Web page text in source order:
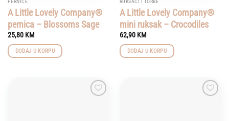
PERNICE
A Little Lovely Company®
pernica – Blossoms Sage
25,80 KM
DODAJ U KORPU
RUKSACI I TORBE
A Little Lovely Company®
mini ruksak – Crocodiles
62,90 KM
DODAJ U KORPU